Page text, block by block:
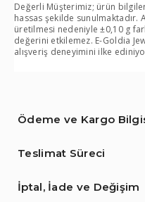
Değerli Müşterimiz; ürün
hassas şekilde sunulmaktadır.
üretilmesi nedeniyle ±0,10 g
değerini etkilemez. E-Goldia
alışveriş deneyimini ilke
Ödeme ve Kargo
Teslimat Süreci
İptal, İade ve Değişim